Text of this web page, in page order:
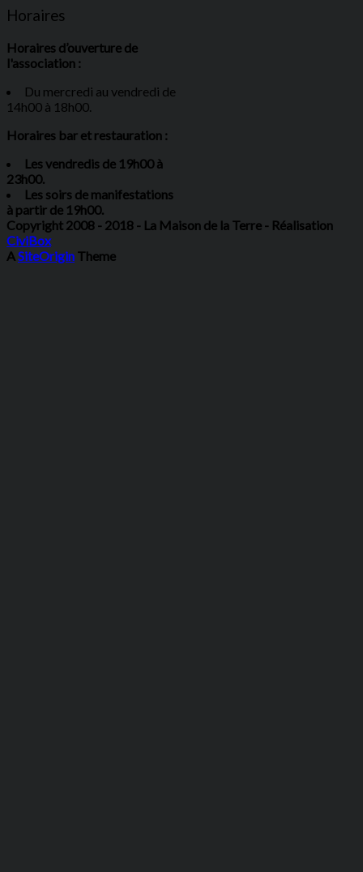
Horaires
Horaires d’ouverture de
l'association :
Du mercredi au vendredi de
14h00 à 18h00.
Horaires bar et restauration :
Les vendredis de 19h00 à
23h00.
Les soirs de manifestations
à partir de 19h00.
Copyright 2008 - 2018 - La Maison de la Terre - Réalisation
CiviBox
ASiteOrigin Theme